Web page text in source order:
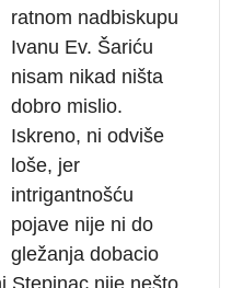
ratnom nadbiskupu
Ivanu Ev. Šariću
nisam nikad ništa
dobro mislio.
Iskreno, ni odviše
loše, jer
intrigantnošću
pojave nije ni do
gležanja dobacio
Stepinac nije nešto